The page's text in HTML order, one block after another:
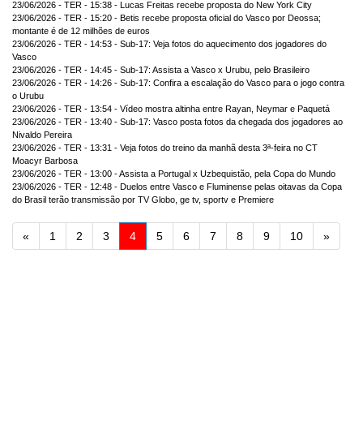
23/06/2026 - TER - 15:38 - Lucas Freitas recebe proposta do New York City
23/06/2026 - TER - 15:20 - Betis recebe proposta oficial do Vasco por Deossa;
montante é de 12 milhões de euros
23/06/2026 - TER - 14:53 - Sub-17: Veja fotos do aquecimento dos jogadores do
Vasco
23/06/2026 - TER - 14:45 - Sub-17: Assista a Vasco x Urubu, pelo Brasileiro
23/06/2026 - TER - 14:26 - Sub-17: Confira a escalação do Vasco para o jogo contra
o Urubu
23/06/2026 - TER - 13:54 - Vídeo mostra altinha entre Rayan, Neymar e Paquetá
23/06/2026 - TER - 13:40 - Sub-17: Vasco posta fotos da chegada dos jogadores ao
Nivaldo Pereira
23/06/2026 - TER - 13:31 - Veja fotos do treino da manhã desta 3ª-feira no CT
Moacyr Barbosa
23/06/2026 - TER - 13:00 - Assista a Portugal x Uzbequistão, pela Copa do Mundo
23/06/2026 - TER - 12:48 - Duelos entre Vasco e Fluminense pelas oitavas da Copa
do Brasil terão transmissão por TV Globo, ge tv, sportv e Premiere
« Anterior
1 2 3 4 5 6 7 8 9 10 »